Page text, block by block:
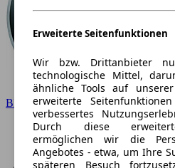
BMW
Erweiterte Seitenfunktionen
Wir bzw. Drittanbieter
technologische Mittel,
ähnliche Tools auf
erweiterte
verbessertes
Durch diese
ermöglichen wir die
Angebotes - etwa, um Ihre
späteren Besuch